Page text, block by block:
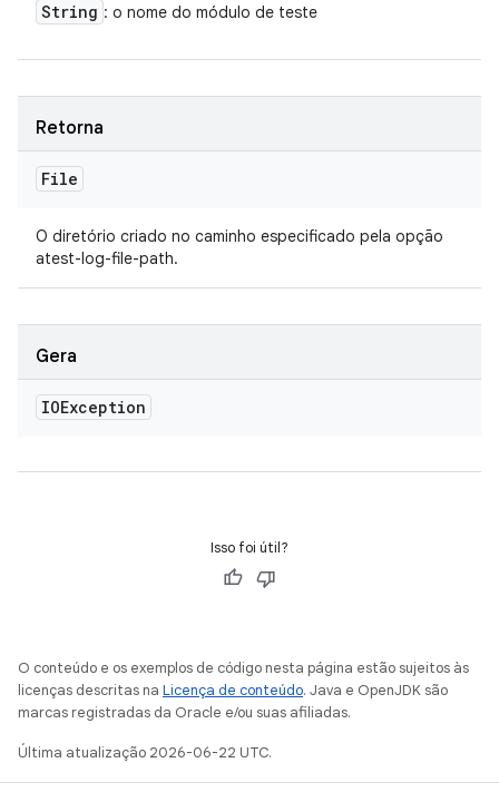
String : o nome do módulo de teste
Retorna
File
O diretório criado no caminho especificado pela opção
atest-log-file-path.
Gera
IOException
Isso foi útil?
O conteúdo e os exemplos de código nesta página estão sujeitos às
licenças descritas na Licença de conteúdo. Java e OpenJDK são
marcas registradas da Oracle e/ou suas afiliadas.
Última atualização 2026-06-22 UTC.